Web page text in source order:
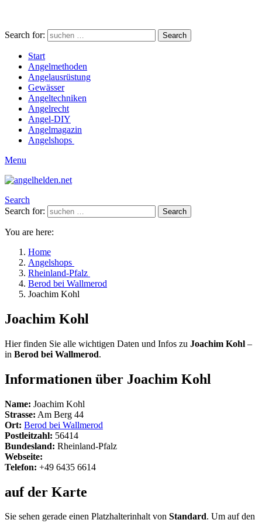
Search for: Search
Start
Angelmethoden
Angelausrüstung
Gewässer
Angeltechniken
Angelrecht
Angel-DIY
Angelmagazin
Angelshops
Menu
Search
Search for:
Search
You are here:
Home
Angelshops
Rheinland-Pfalz
Berod bei Wallmerod
Joachim Kohl
Joachim Kohl
Hier finden Sie alle wichtigen Daten und Infos zu Joachim Kohl –
in Berod bei Wallmerod.
Informationen über Joachim Kohl
Name: Joachim Kohl
Strasse: Am Berg 44
Ort: Berod bei Wallmerod
Postleitzahl: 56414
Bundesland: Rheinland-Pfalz
Webseite:
Telefon: +49 6435 6614
auf der Karte
Sie sehen gerade einen Platzhalterinhalt von Standard. Um auf den